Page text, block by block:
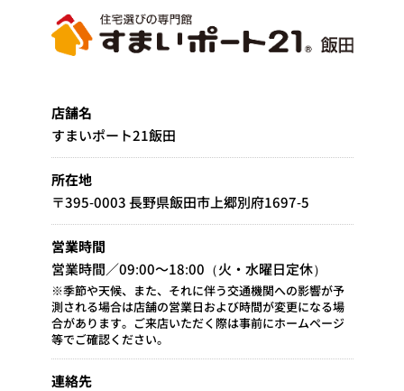
店舗名
すまいポート21飯田
所在地
〒395-0003 長野県飯田市上郷別府1697-5
営業時間
営業時間／09:00～18:00（火・水曜日定休）
※季節や天候、また、それに伴う交通機関への影響が予
測される場合は店舗の営業日および時間が変更になる場
合があります。ご来店いただく際は事前にホームページ
等でご確認ください。
連絡先